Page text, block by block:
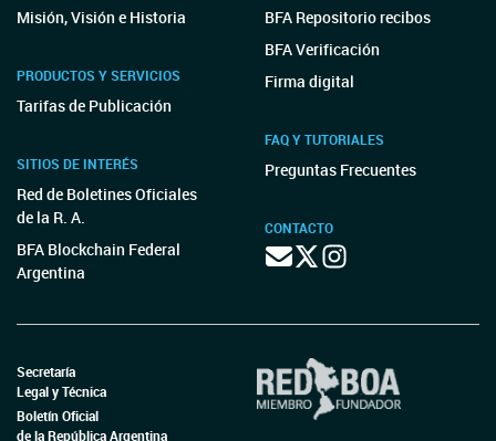
Misión, Visión e Historia
PRODUCTOS Y SERVICIOS
Tarifas de Publicación
SITIOS DE INTERÉS
Red de Boletines Oficiales
de la R. A.
BFA Blockchain Federal
Argentina
BFA Repositorio recibos
BFA Verificación
Firma digital
FAQ Y TUTORIALES
Preguntas Frecuentes
CONTACTO
Secretaría
Legal y Técnica
Boletín Oficial
de la República Argentina